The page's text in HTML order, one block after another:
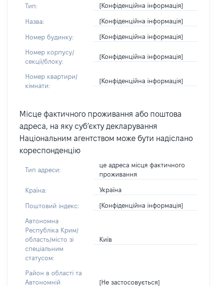
Тип: [Конфіденційна інформація]
Назва: [Конфіденційна інформація]
Номер будинку: [Конфіденційна інформація]
Номер корпусу/
секції/блоку:
[Конфіденційна інформація]
Номер квартири/
кімнати:
[Конфіденційна інформація]
Місце фактичного проживання або поштова
адреса, на яку суб’єкту декларування
Національним агентством може бути надіслано
кореспонденцію
Тип адреси:
це адреса місця фактичного
проживання
Країна: Україна
Поштовий індекс: [Конфіденційна інформація]
Автономна
Республіка Крим/
область/місто зі
спеціальним
статусом:
Київ
Район в області та
Автономній
[Не застосовується]